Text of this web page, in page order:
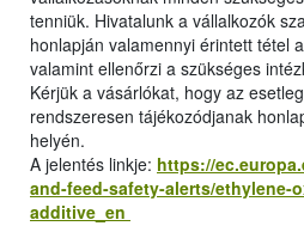
tenniük. Hivatalunk a vállalkozók
honlapján valamennyi érintett tétel
valamint ellenőrzi a szükséges
Kérjük a vásárlókat, hogy az
rendszeresen tájékozódjanak
helyén.
A jelentés linkje: https://
and-feed-safety-alerts/ethylene-
additive_en